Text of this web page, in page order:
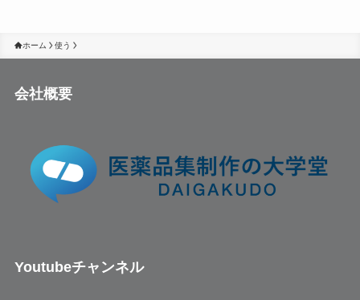
ホーム 使う
会社概要
Youtubeチャンネル